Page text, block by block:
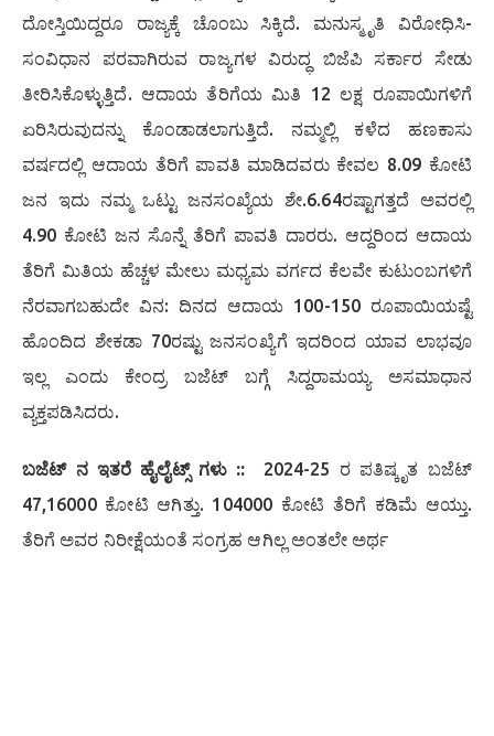
ದೋಸ್ತಿಯಿದ್ದರೂ ರಾಜ್ಯಕ್ಕೆ ಚೊಂಬು ಸಿಕ್ಕಿದೆ. ಮನುಸ್ಮೃತಿ ವಿರೋಧಿಸಿ-
ಸಂವಿಧಾನ ಪರವಾಗಿರುವ ರಾಜ್ಯಗಳ ವಿರುದ್ಧ ಬಿಜೆಪಿ ಸರ್ಕಾರ ಸೇಡು
ತೀರಿಸಿಕೊಳ್ಳುತ್ತಿದೆ. ಆದಾಯ ತೆರಿಗೆಯ ಮಿತಿ 12 ಲಕ್ಷ ರೂಪಾಯಿಗಳಿಗೆ
ಏರಿಸಿರುವುದನ್ನು ಕೊಂಡಾಡಲಾಗುತ್ತಿದೆ. ನಮ್ಮಲ್ಲಿ ಕಳೆದ ಹಣಕಾಸು
ವರ್ಷದಲ್ಲಿ ಆದಾಯ ತೆರಿಗೆ ಪಾವತಿ ಮಾಡಿದವರು ಕೇವಲ 8.09 ಕೋಟಿ
ಜನ ಇದು ನಮ್ಮ ಒಟ್ಟು ಜನಸಂಖ್ಯೆಯ ಶೇ.6.64ರಷ್ಟಾಗತ್ತದೆ ಅವರಲ್ಲಿ
4.90 ಕೋಟಿ ಜನ ಸೊನ್ನೆ ತೆರಿಗೆ ಪಾವತಿ ದಾರರು. ಆದ್ದರಿಂದ ಆದಾಯ
ತೆರಿಗೆ ಮಿತಿಯ ಹೆಚ್ಚಳ ಮೇಲು ಮಧ್ಯಮ ವರ್ಗದ ಕೆಲವೇ ಕುಟುಂಬಗಳಿಗೆ
ನೆರವಾಗಬಹುದೇ ವಿನ: ದಿನದ ಆದಾಯ 100-150 ರೂಪಾಯಿಯಷ್ಟೆ
ಹೊಂದಿದ ಶೇಕಡಾ 70ರಷ್ಟು ಜನಸಂಖ್ಯೆಗೆ ಇದರಿಂದ ಯಾವ ಲಾಭವೂ
ಇಲ್ಲ ಎಂದು ಕೇಂದ್ರ ಬಜೆಟ್ ಬಗ್ಗೆ ಸಿದ್ದರಾಮಯ್ಯ ಅಸಮಾಧಾನ
ವ್ಯಕ್ತಪಡಿಸಿದರು.
ಬಜೆಟ್ ನ ಇತರೆ ಹೈಲೈಟ್ಸ್ ಗಳು :: 2024-25 ರ ಪತಿಷ್ಕೃತ ಬಜೆಟ್
47,16000 ಕೋಟಿ ಆಗಿತ್ತು. 104000 ಕೋಟಿ ತೆರಿಗೆ ಕಡಿಮೆ ಆಯ್ತು.
ತೆರಿಗೆ ಅವರ ನಿರೀಕ್ಷೆಯಂತೆ ಸಂಗ್ರಹ ಆಗಿಲ್ಲ ಅಂತಲೇ ಅರ್ಥ